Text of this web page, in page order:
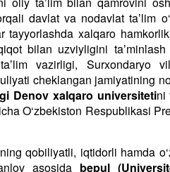
davlat va nodavlat taʼlim
xalqaro
bilan uzviyligini taʼminlash
vazirligi, Surxondaryo
cheklangan jamiyatining
Denov xalqaro universitetini
O‘zbekiston Respublikasi
qobiliyatli, iqtidorli hamda
asosida bepul